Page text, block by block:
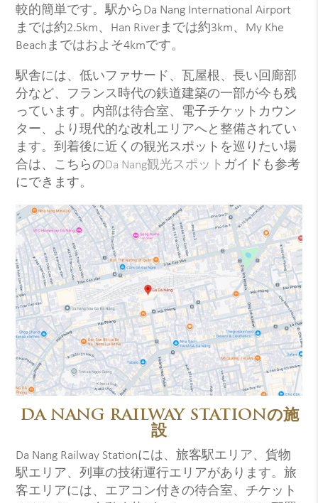
較的簡単です。駅からDa Nang International Airport
までは約2.5km、Han Riverまでは約3km、My Khe
Beachまではおよそ4kmです。
駅舎には、低いファサード、瓦屋根、長い回廊部
分など、フランス時代の鉄道建築の一部が今も残
っています。内部は待合室、電子チケットカウン
ター、より現代的な改札エリアへと整備されてい
ます。到着後に近くの観光スポットを巡りたい場
合は、こちらのDa Nang観光スポット ガイドも参考
にできます。
DA NANG RAILWAY STATIONの施
設
Da Nang Railway Stationには、旅客駅エリア、貨物
駅エリア、列車の技術運行エリアがあります。旅
客エリアには、エアコン付きの待合室、チケット